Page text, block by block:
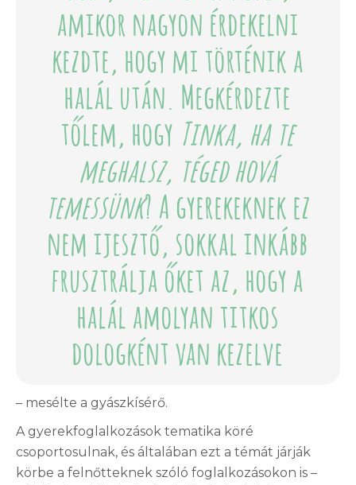
amikor nagyon érdekelni
kezdte, hogy mi történik a
halál után. Megkérdezte
tőlem, hogy Tinka, ha te
meghalsz, téged hová
temessünk? A gyerekeknek ez
nem ijesztő, sokkal inkább
frusztrálja őket az, hogy a
halál amolyan titkos
dologként van kezelve
– mesélte a gyászkísérő.
A gyerekfoglalkozások tematika köré
csoportosulnak, és általában ezt a témát járják
körbe a felnőtteknek szóló foglalkozásokon is –